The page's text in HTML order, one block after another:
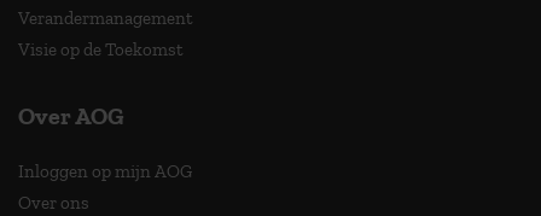
Verandermanagement
Visie op de Toekomst
Over AOG
Inloggen op mijn AOG
Over ons